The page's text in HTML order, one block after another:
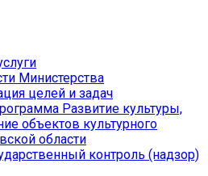
Министерства
целей и задач
Развитие культуры,
объектов культурного
области
контроль (надзор)